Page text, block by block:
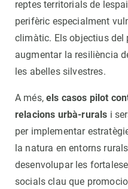
reptes territorials de
perifèric especialment
climàtic. Els objectius del
augmentar la resiliència
les abelles silvestres.
A més,els casos pilot
relacions urbà-rurals i
per implementar
la natura en entorns
desenvolupar les
socials clau que